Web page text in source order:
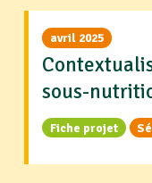
avril 2025
sous-
Fiche projet